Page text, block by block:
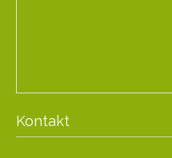
Kontakt